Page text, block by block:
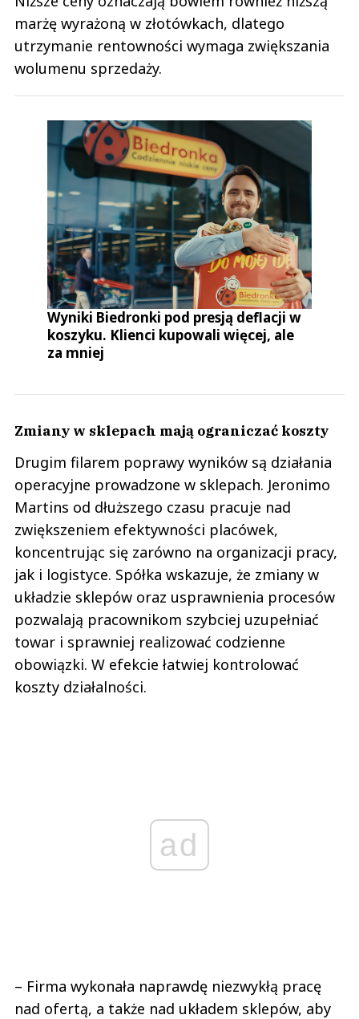
marżę wyrażoną w złotówkach, dlatego
utrzymanie rentowności wymaga zwiększania
wolumenu sprzedaży.
Wyniki Biedronki pod presją deflacji w
koszyku. Klienci kupowali więcej, ale
za mniej
Zmiany w sklepach mają ograniczać koszty
Drugim filarem poprawy wyników są działania
operacyjne prowadzone w sklepach. Jeronimo
Martins od dłuższego czasu pracuje nad
zwiększeniem efektywności placówek,
koncentrując się zarówno na organizacji pracy,
jak i logistyce. Spółka wskazuje, że zmiany w
układzie sklepów oraz usprawnienia procesów
pozwalają pracownikom szybciej uzupełniać
towar i sprawniej realizować codzienne
obowiązki. W efekcie łatwiej kontrolować
koszty działalności.
ad
– Firma wykonała naprawdę niezwykłą pracę
nad ofertą, a także nad układem sklepów, aby